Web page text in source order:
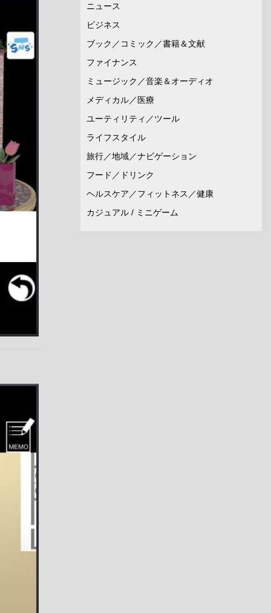
ニュース
ビジネス
ブック／コミック／書籍＆文献
ファイナンス
ミュージック／音楽＆オーディオ
メディカル／医療
ユーティリティ／ツール
ライフスタイル
旅行／地域／ナビゲーション
フード／ドリンク
ヘルスケア／フィットネス／健康
カジュアル / ミニゲーム